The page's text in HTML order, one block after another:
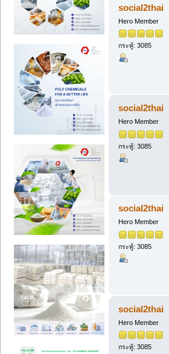
social2thai
Hero Member
กระทู้: 3085
social2thai
Hero Member
กระทู้: 3085
social2thai
Hero Member
กระทู้: 3085
social2thai
Hero Member
กระทู้: 3085